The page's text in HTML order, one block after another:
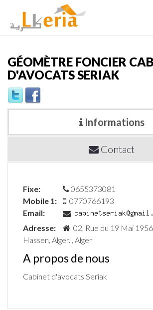
GÉOMÈTRE FONCIER
D'AVOCATS SERIAK
Informations
Contact
Fixe:
0655373081
Mobile 1:
0770766193
Email:
Adresse:
02, Rue du 19 Mai
Hassen, Alger. , Alger
A propos de nous
Cabinet d'avocats Seriak